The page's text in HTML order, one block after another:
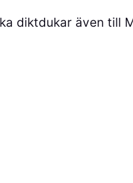
diktdukar även till